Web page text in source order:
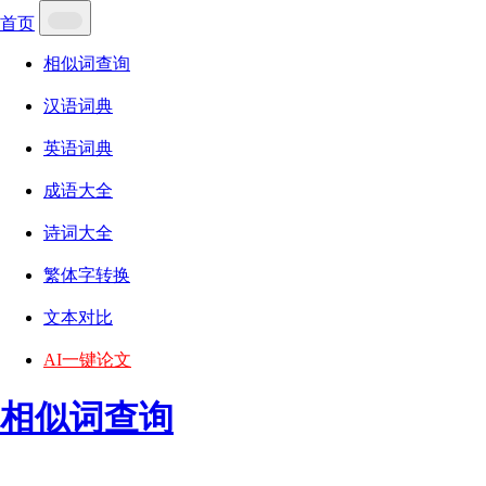
首页
相似词查询
汉语词典
英语词典
成语大全
诗词大全
繁体字转换
文本对比
AI一键论文
相似词查询